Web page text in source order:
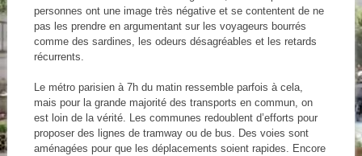
personnes ont une image très négative et se contentent de ne
pas les prendre en argumentant sur les voyageurs bourrés
comme des sardines, les odeurs désagréables et les retards
récurrents.
Le métro parisien à 7h du matin ressemble parfois à cela,
mais pour la grande majorité des transports en commun, on
est loin de la vérité. Les communes redoublent d’efforts pour
proposer des lignes de tramway ou de bus. Des voies sont
aménagées pour que les déplacements soient rapides. Encore